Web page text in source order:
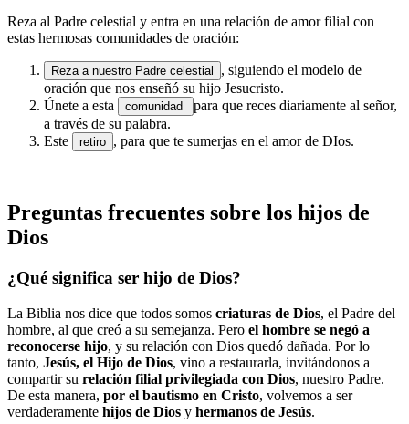
Reza al Padre celestial y entra en una relación de amor filial con
estas hermosas comunidades de oración:
Reza a nuestro Padre celestial
, siguiendo el modelo de
oración que nos enseñó su hijo Jesucristo.
Únete a esta
comunidad
para que reces diariamente al señor,
a través de su palabra.
Este
retiro , para que te sumerjas en el amor de DIos.
Preguntas frecuentes sobre los hijos de
Dios
¿Qué significa ser hijo de Dios?
La Biblia nos dice que todos somos criaturas de Dios, el Padre del
hombre, al que creó a su semejanza. Pero el hombre se negó a
reconocerse hijo, y su relación con Dios quedó dañada. Por lo
tanto, Jesús, el Hijo de Dios, vino a restaurarla, invitándonos a
compartir su relación filial privilegiada con Dios, nuestro Padre.
De esta manera, por el bautismo en Cristo, volvemos a ser
verdaderamente hijos de Dios y hermanos de Jesús.